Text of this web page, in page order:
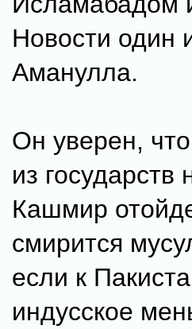
Новости один
Аманулла.
Он уверен,
из
Кашмир
смирится
если к
индусское